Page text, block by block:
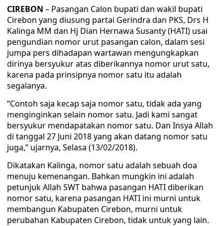
CIREBON – Pasangan Calon bupati dan wakil bupati
Cirebon yang diusung partai Gerindra dan PKS, Drs H
Kalinga MM dan Hj Dian Hernawa Susanty (HATI) usai
pengundian nomor urut pasangan calon, dalam sesi
jumpa pers dihadapan wartawan mengungkapkan
dirinya bersyukur atas diberikannya nomor urut satu,
karena pada prinsipnya nomor satu itu adalah
segalanya.
“Contoh saja kecap saja nomor satu, tidak ada yang
menginginkan selain nomor satu. Jadi kami sangat
bersyukur mendapatakan nomor satu. Dan Insya Allah
di tanggal 27 Juni 2018 yang akan datang nomor satu
juga,” ujarnya, Selasa (13/02/2018).
Dikatakan Kalinga, nomor satu adalah sebuah doa
menuju kemenangan. Bahkan mungkin ini adalah
petunjuk Allah SWT bahwa pasangan HATI diberikan
nomor satu, karena pasangan HATI ini murni untuk
membangun Kabupaten Cirebon, murni untuk
perubahan Kabupaten Cirebon, tidak untuk yang lain.